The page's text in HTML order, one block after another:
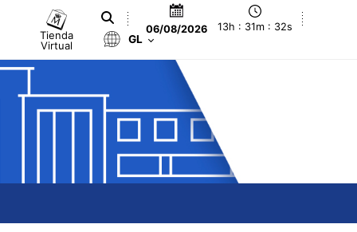
Tienda
Virtual
06/08/2026 13h : 31m : 33s
GL